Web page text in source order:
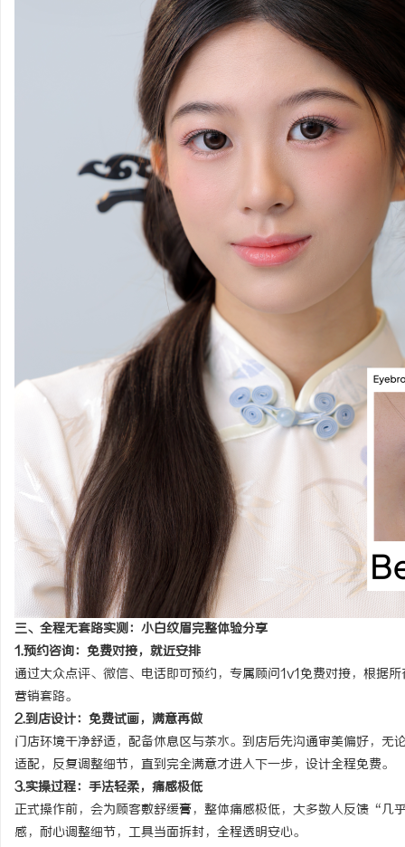
三、全程无套路实测：小白纹眉完整体验分享
1.预约咨询：免费对接，就近安排
通过大众点评、 微信、电话即可预约，专属顾问1v1免费对接，根据
营销套路。
2.到店设计：免费试画，满意再做
门店环境干净舒适，配备休息区与茶水。到店后先沟通审美偏好，
适配，反复调整细节，直到完全满意才进入下一步，设计全程免费。
3.实操过程：手法轻柔，痛感极低
正式操作前，会为顾客敷舒缓膏，整体痛感极低， 大多数人反馈“几
感，耐心调整细节，工具当面拆封，全程透明安心。